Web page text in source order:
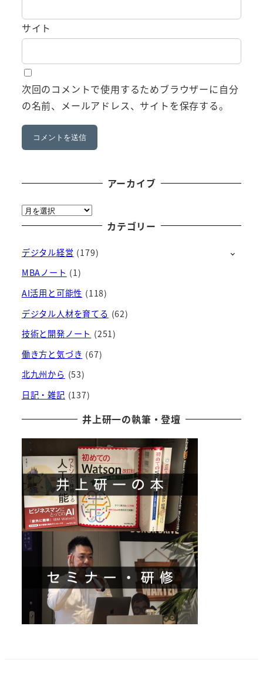
サイト
次回のコメントで使用するためブラウザーに自分
の名前、メールアドレス、サイトを保存する。
アーカイブ
ア
ー
イ
ブ
カテゴリー
デジタル経営 (179)
MBAノート (1)
AI活用と可能性 (118)
デジタル人材を育てる (62)
技術と開発ノート (251)
働き方と気づき (67)
北九州から (53)
日記・雑記 (137)
井上研一の執筆・登壇